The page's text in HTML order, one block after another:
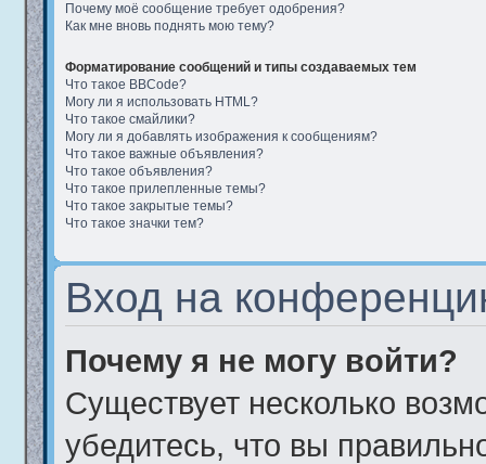
Почему моё сообщение требует одобрения?
Как мне вновь поднять мою тему?
Форматирование сообщений и типы создаваемых тем
Что такое BBCode?
Могу ли я использовать HTML?
Что такое смайлики?
Могу ли я добавлять изображения к сообщениям?
Что такое важные объявления?
Что такое объявления?
Что такое прилепленные темы?
Что такое закрытые темы?
Что такое значки тем?
Вход на
Почему я не могу войти?
Существует несколько
убедитесь, что вы